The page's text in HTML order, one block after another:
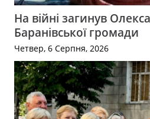
На війні загинув
Баранівської громади
Четвер, 6 Серпня, 2026